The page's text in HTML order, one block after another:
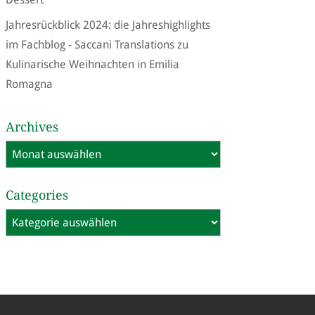
Jahresrückblick 2024: die Jahreshighlights
im Fachblog - Saccani Translationszu
Kulinarische Weihnachten in Emilia
Romagna
Archives
Archives
Categories
Categories